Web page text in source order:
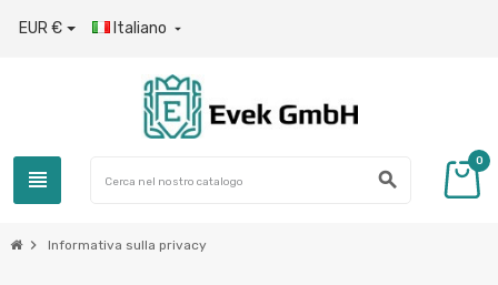
EUR € Italiano 
view_headline search
0
chevron_right Informativa sulla privacy